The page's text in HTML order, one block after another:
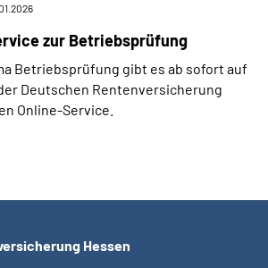
zur Betriebsprüfung
Betriebsprüfung gibt es ab sofort auf
Deutschen Rentenversicherung
Online-Service.
Hessen